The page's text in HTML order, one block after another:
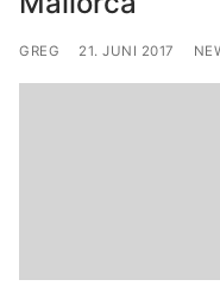
GREG 21. JUNI 2017